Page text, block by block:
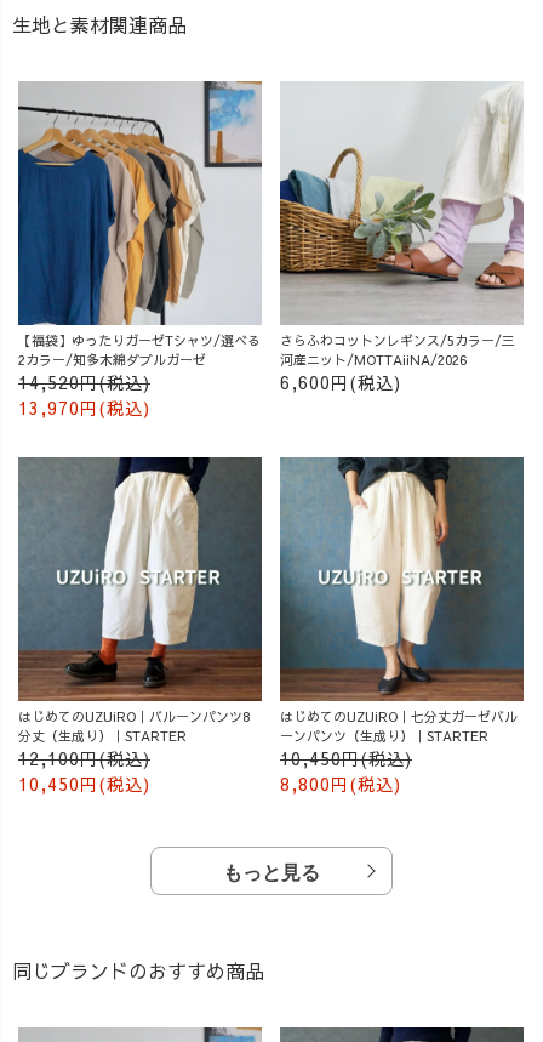
生地と素材関連商品
【福袋】ゆったりガーゼTシャツ/選べる
2カラー/知多木綿ダブルガーゼ
14,520円(税込)
13,970円(税込)
さらふわコットンレギンス/5カラー/三
河産ニット/MOTTAiiNA/2026
6,600円(税込)
はじめてのUZUiRO｜バルーンパンツ8
分丈（生成り）｜STARTER
12,100円(税込)
10,450円(税込)
はじめてのUZUiRO｜七分丈ガーゼバル
ーンパンツ（生成り）｜STARTER
10,450円(税込)
8,800円(税込)
もっと見る
同じブランドのおすすめ商品